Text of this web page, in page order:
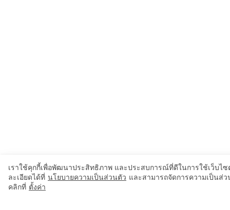
เราใช้คุกกี้เพื่อพัฒนาประสิทธิภาพ และประสบการณ์ที่ดีในการใช้เว็บ
ละเอียดได้ที่ นโยบายความเป็นส่วนตัว และสามารถจัดการความเป็นส่ว
คลิกที่ ตั้งค่า